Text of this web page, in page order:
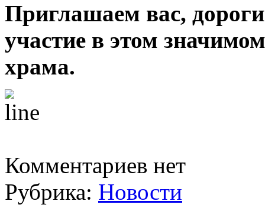
Приглашаем вас,
участие в этом
храма.
Комментариев нет
Рубрика: Новости